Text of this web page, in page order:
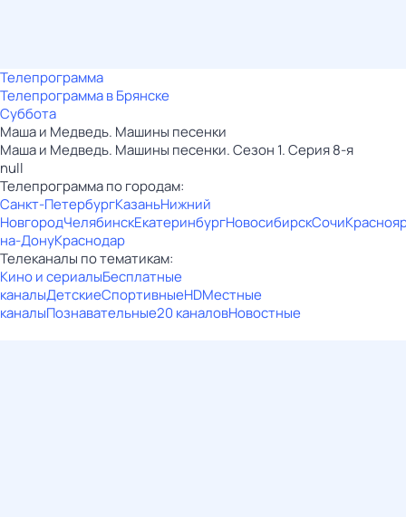
Телепрограмма
Телепрограмма в Брянске
Суббота
Маша и Медведь. Машины песенки
Маша и Медведь. Машины песенки. Сезон 1. Серия 8-я
null
Телепрограмма по городам:
Санкт-ПетербургКазаньНижний
НовгородЧелябинскЕкатеринбургНовосибирскСочи
на-ДонуКраснодар
Телеканалы по тематикам:
Кино и сериалыБесплатные
каналыДетскиеСпортивныеHDМестные
каналыПознавательные20 каналовНовостные